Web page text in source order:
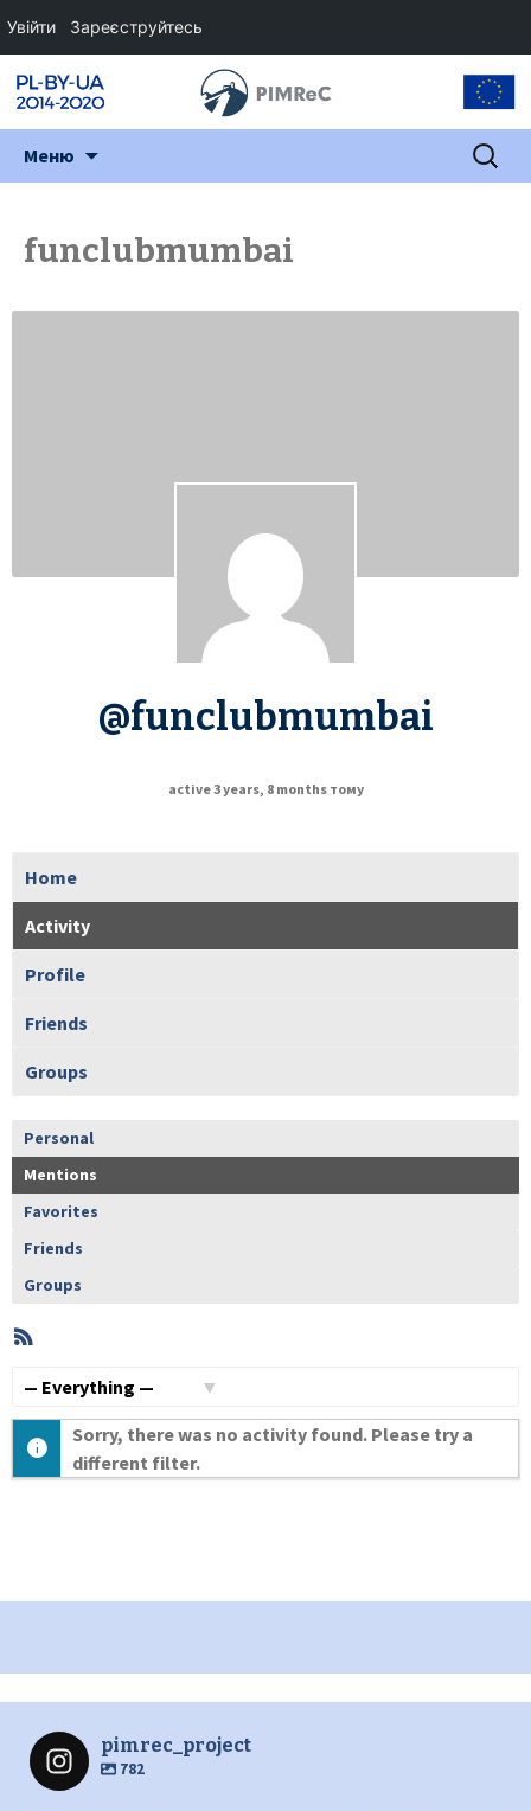
Меню Пошук:
funclubmumbai
@funclubmumbai
active 3 years, 8 months тому
Home
Activity
Profile
Friends
Groups
Personal
Mentions
Favorites
Friends
Groups
Member
Activities
Sorry, there was no activity found. Please try a
different filter.
pimrec_project
782
Увійти Зареєструйтесь